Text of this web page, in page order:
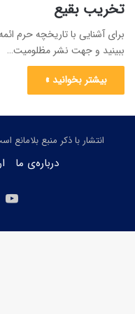
تخریب بقیع
برای آشنایی با تاریخچه حرم
ببینید و جهت نشر مظلومیت…
بیشتر بخوانید »
انتشار با ذکر منبع
درباره‌ی ما